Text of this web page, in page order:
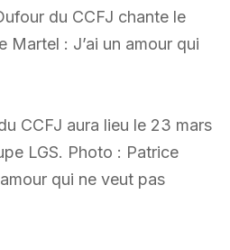
du CCFJ chante le
Martel : J’ai un amour qui
CCFJ aura lieu le 23 mars
LGS. Photo : Patrice
qui ne veut pas